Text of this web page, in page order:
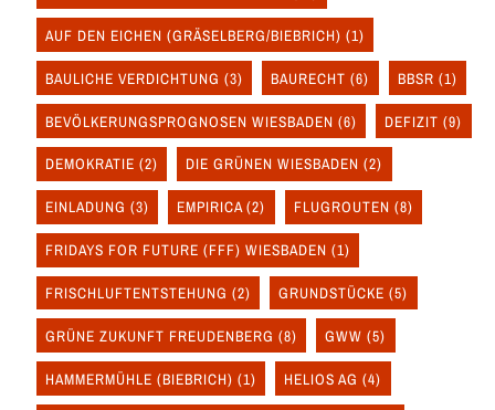
AUF DEN EICHEN (GRÄSELBERG/BIEBRICH) (1)
BAULICHE VERDICHTUNG (3) BAURECHT (6) BBSR (1)
BEVÖLKERUNGSPROGNOSEN WIESBADEN (6) DEFIZIT (9)
DEMOKRATIE (2) DIE GRÜNEN WIESBADEN (2)
EINLADUNG (3) EMPIRICA(2) FLUGROUTEN (8)
FRIDAYS FOR FUTURE (FFF) WIESBADEN (1)
FRISCHLUFTENTSTEHUNG (2) GRUNDSTÜCKE (5)
GRÜNE ZUKUNFT FREUDENBERG (8) GWW (5)
HAMMERMÜHLE (BIEBRICH) (1) HELIOS AG (4)